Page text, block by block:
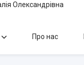
Олександрівна
Про нас